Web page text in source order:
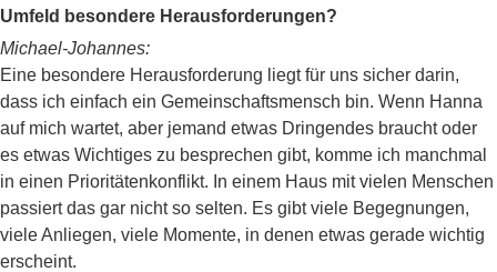
Umfeld besondere Herausforderungen?
Michael-Johannes:
Eine besondere Herausforderung liegt für uns sicher darin,
dass ich einfach ein Gemeinschaftsmensch bin. Wenn Hanna
auf mich wartet, aber jemand etwas Dringendes braucht oder
es etwas Wichtiges zu besprechen gibt, komme ich manchmal
in einen Prioritätenkonflikt. In einem Haus mit vielen Menschen
passiert das gar nicht so selten. Es gibt viele Begegnungen,
viele Anliegen, viele Momente, in denen etwas gerade wichtig
erscheint.